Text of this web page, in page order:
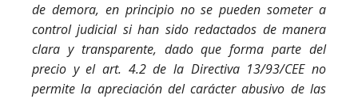
de demora, en principio no se pueden someter a
control judicial si han sido redactados de manera
clara y transparente, dado que forma parte del
precio y el art. 4.2 de la Directiva 13/93/CEE no
permite la apreciación del carácter abusivo de las